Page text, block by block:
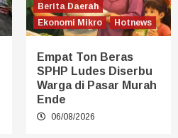
Berita Daerah
Ekonomi Mikro
Hotnews
Empat Ton Beras
SPHP Ludes Diserbu
Warga di Pasar Murah
Ende
06/08/2026